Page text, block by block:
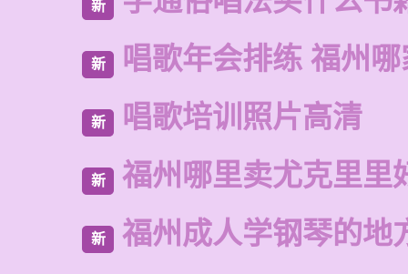
新
新 唱歌年会排练 福州
新 唱歌培训照片高清
新 福州哪里卖尤克里里
新 福州成人学钢琴的地